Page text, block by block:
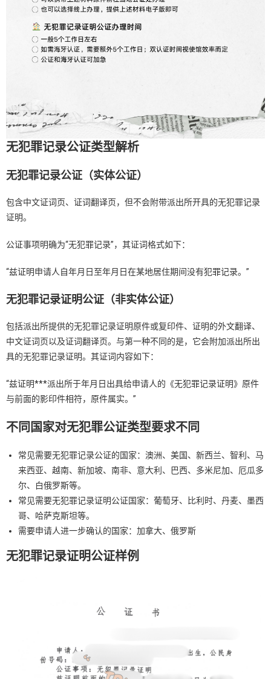
无犯罪记录公证类型解析
无犯罪记录公证（实体公证）
包含中文证词页、证词翻译页，但不会附带派出所开具的无犯罪记录
证明。
公证事项明确为“无犯罪记录”，其证词格式如下：
“兹证明申请人自年月日至年月日在某地居住期间没有犯罪记录。”
无犯罪记录证明公证（非实体公证）
包括派出所提供的无犯罪记录证明原件或复印件、证明的外文翻译、
中文证词页以及证词翻译页。与第一种不同的是，它会附加派出所出
具的无犯罪记录证明。其证词内容如下：
“兹证明***派出所于年月日出具给申请人的《无犯罪记录证明》原件
与前面的影印件相符，原件属实。”
不同国家对无犯罪公证类型要求不同
常见需要无犯罪记录公证的国家：澳洲、美国、新西兰、智利、马
来西亚、越南、新加坡、南非、意大利、巴西、多米尼加、厄瓜多
尔、白俄罗斯等。
常见需要无犯罪记录证明公证国家：葡萄牙、比利时、丹麦、墨西
哥、哈萨克斯坦等。
需要申请人进一步确认的国家：加拿大、俄罗斯
无犯罪记录证明公证样例